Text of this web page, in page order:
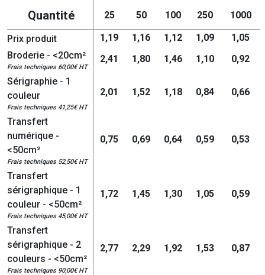
Quantité 25 50 100 250 1000
Prix produit 1,19 1,16 1,12 1,09
1,05
Broderie - <20cm²
Frais techniques 60,00€ HT
2,41 1,80 1,46 1,10
0,92
Sérigraphie - 1
couleur
Frais techniques 41,25€ HT
2,01 1,52 1,18 0,84 0,66
Transfert
numérique -
<50cm²
Frais techniques 52,50€ HT
0,75 0,69 0,64 0,59 0,53
Transfert
sérigraphique - 1
couleur - <50cm²
Frais techniques 45,00€ HT
1,72 1,45 1,30 1,05 0,59
Transfert
sérigraphique - 2
couleurs - <50cm²
Frais techniques 90,00€ HT
2,77 2,29 1,92 1,53 0,87